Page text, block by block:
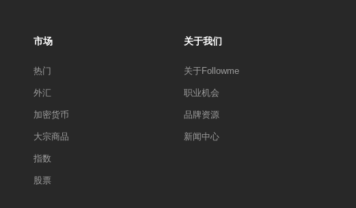
市场
热门
外汇
加密货币
大宗商品
指数
股票
关于我们
关于Followme
职业机会
品牌资源
新闻中心